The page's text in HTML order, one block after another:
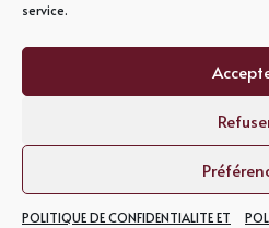
service.
POLITIQUE DE CONFIDENTIALITE ET
POLITIQUE DE